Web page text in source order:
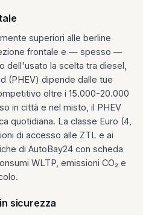
superiori alle berline
frontale e — spesso —
dell'usato la scelta tra diesel,
(PHEV) dipende dalle tue
oltre i 15.000-20.000
in città e nel misto, il PHEV
quotidiana. La classe Euro (4,
di accesso alle ZTL e ai
di AutoBay24 con scheda
WLTP, emissioni CO₂ e
sicurezza